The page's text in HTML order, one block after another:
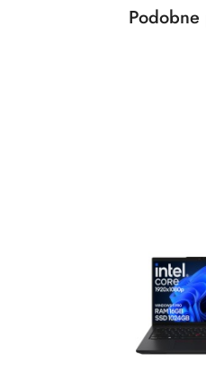
Pomiń karuzelęProdukty